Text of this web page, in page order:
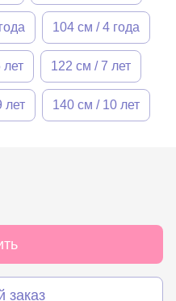
104 см / 4 года
лет 122 см / 7 лет
лет 140 см / 10 лет
заказ